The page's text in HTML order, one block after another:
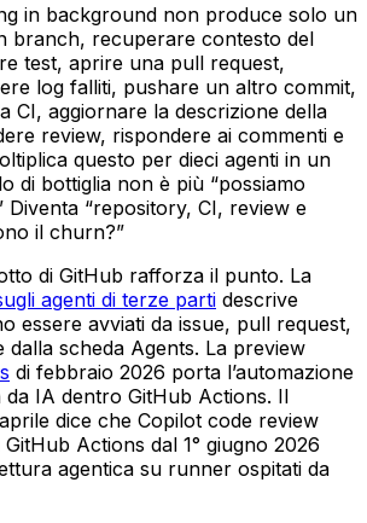
in background non produce solo un
branch, recuperare contesto del
test, aprire una pull request,
log falliti, pushare un altro commit,
CI, aggiornare la descrizione della
review, rispondere ai commenti e
questo per dieci agenti in un
di bottiglia non è più “possiamo
Diventa “repository, CI, review e
il churn?”
di GitHub rafforza il punto. La
agenti di terze parti descrive
essere avviati da issue, pull request,
dalla scheda Agents. La preview
di febbraio 2026 porta l’automazione
da IA dentro GitHub Actions. Il
dice che Copilot code review
Actions dal 1° giugno 2026
agentica su runner ospitati da